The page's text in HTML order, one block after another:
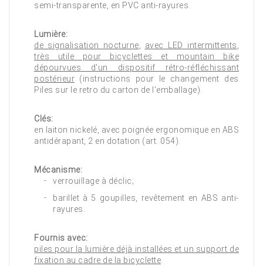
semi-transparente, en PVC anti-rayures.
Lumière:
de signalisation nocturne
avec LED intermittents
très utile pour bicyclettes et mountain bike
dépourvues d'un dispositif rétro-réfléchissant
postérieur (instructions pour le changement des
Piles sur le retro du carton de l'emballage).
Clés:
en laiton nickelé, avec poignée ergonomique en ABS
antidérapant, 2 en dotation (art. 054).
Mécanisme:
verrouillage à déclic;
barillet à 5 goupilles, revêtement en ABS anti-
rayures.
Fournis avec:
piles pour la lumière déjà installées et un support de
fixation au cadre de la bicyclette